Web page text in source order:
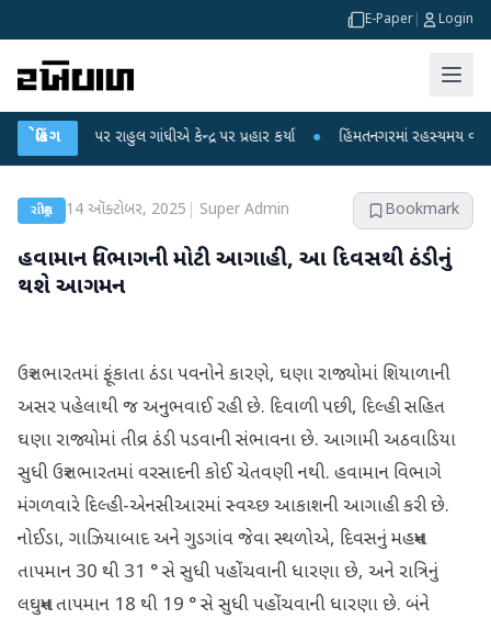
E-Paper Login
બ્રેકિંગ
પર રાહુલ ગાંધીએ કેન્દ્ર પર પ્રહાર કર્યા ● હિંમતનગરમાં રહસ્યમય વાયરસ કે
રાષ્ટ્રીય 14 ઑક્ટોબર, 2025 Super Admin Bookmark
હવામાન વિભાગની મોટી આગાહી, આ દિવસથી ઠંડીનું
થશે આગમન
ઉત્તર ભારતમાં ફૂંકાતા ઠંડા પવનોને કારણે, ઘણા રાજ્યોમાં શિયાળાની
અસર પહેલાથી જ અનુભવાઈ રહી છે. દિવાળી પછી, દિલ્હી સહિત
ઘણા રાજ્યોમાં તીવ્ર ઠંડી પડવાની સંભાવના છે. આગામી અઠવાડિયા
સુધી ઉત્તર ભારતમાં વરસાદની કોઈ ચેતવણી નથી. હવામાન વિભાગે
મંગળવારે દિલ્હી-એનસીઆરમાં સ્વચ્છ આકાશની આગાહી કરી છે.
નોઈડા, ગાઝિયાબાદ અને ગુડગાંવ જેવા સ્થળોએ, દિવસનું મહત્તમ
તાપમાન 30 થી 31 ° સે સુધી પહોંચવાની ધારણા છે, અને રાત્રિનું
લઘુત્તમ તાપમાન 18 થી 19 ° સે સુધી પહોંચવાની ધારણા છે. બંને